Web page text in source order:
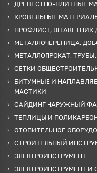
ДРЕВЕСТНО-ПЛИТНЫЕ
КРОВЕЛЬНЫЕ
ПРОФЛИСТ, ШТАКЕТНИК
МЕТАЛЛОЧЕРЕПИЦА,
МЕТАЛЛОПРОКАТ,
СЕТКИ
БИТУМНЫЕ И
МАСТИКИ
САЙДИНГ НАРУЖНЫЙ
ТЕПЛИЦЫ И
ОТОПИТЕЛЬНОЕ
СТРОИТЕЛЬНЫЙ
ЭЛЕКТРОИНСТРУМЕНТ
ЭЛЕКТРОИНСТРУМЕНТ И